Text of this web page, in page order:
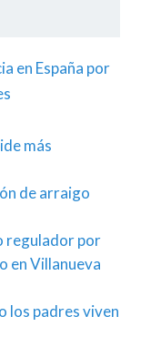
en España por
más
de arraigo
regulador por
en Villanueva
los padres viven